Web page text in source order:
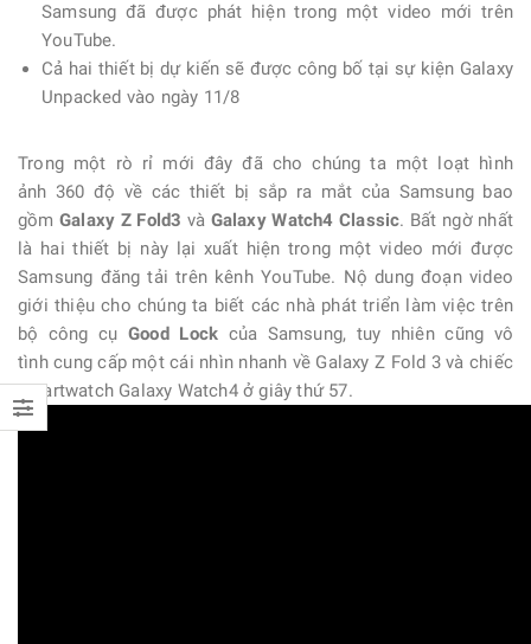
Samsung đã được phát hiện trong một video mới trên
YouTube.
Cả hai thiết bị dự kiến ​​sẽ được công bố tại sự kiện Galaxy
Unpacked vào ngày 11/8
Trong một rò rỉ mới đây đã cho chúng ta một loạt hình
ảnh 360 độ về các thiết bị sắp ra mắt của Samsung bao
gồmGalaxy Z Fold3 và Galaxy Watch4 Classic. Bất ngờ nhất
là hai thiết bị này lại xuất hiện trong một video mới được
Samsung đăng tải trên kênh YouTube. Nộ dung đoạn video
giới thiệu cho chúng ta biết các nhà phát triển làm việc trên
bộ công cụGood Lock của Samsung, tuy nhiên cũng vô
tình cung cấp một cái nhìn nhanh về Galaxy Z Fold 3 và chiếc
smartwatch Galaxy Watch4 ở giây thứ 57.